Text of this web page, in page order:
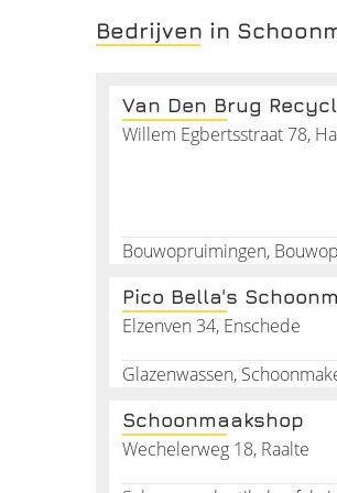
schoonmaakconcepten aan:
Scholen en
Medische en zorginstellingen
Uiteraard vindt het
Gespecialiseerde
Schoonmaakbedrijven
schoonmaakdiensten.
Glasbewassing
Gevelreiniging
Vloeronderhoud
Reiniging van
Bouwschoonmaak
Bedrijven in
Van Den Brug
Willem Egbertsstraat 78,
Pico Bella's
Elzenven 34, Enschede
Glazenwassen,
Schoonmaakshop
Wechelerweg 18, Raalte